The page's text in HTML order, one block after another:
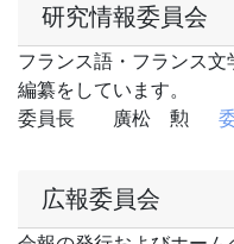
研究情報委員会
フランス語・フランス
編纂をしています。
委員長 廣松 勲
広報委員会